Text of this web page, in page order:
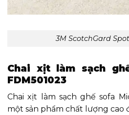
3M ScotchGard
Chai xịt làm sạch
FDM501023
Chai xịt làm sạch ghế sofa
một sản phẩm chất lượng cao